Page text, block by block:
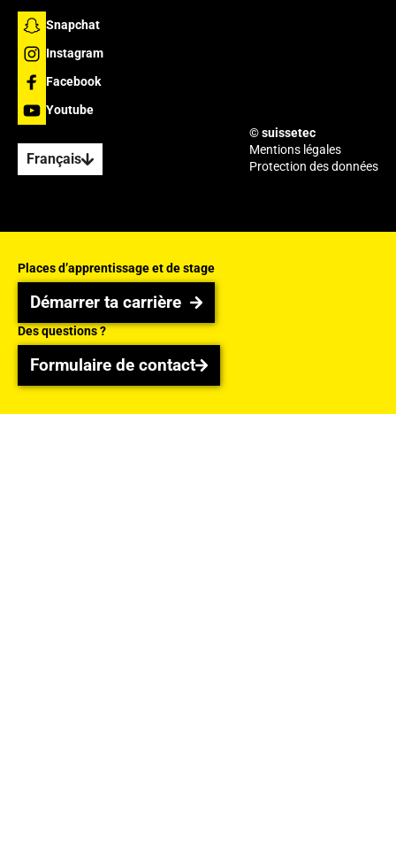
Snapchat
Instagram
Facebook
Youtube
Français
© suissetec
Mentions légales
Protection des données
Places d’apprentissage et de stage
Démarrer ta carrière
Démarrer ta carrière
Des questions ?
Formulaire de contact